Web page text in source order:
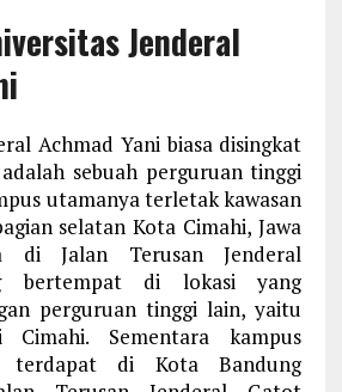
Jenderal
Achmad Yani biasa disingkat
sebuah perguruan tinggi
utamanya terletak kawasan
selatan Kota Cimahi, Jawa
di Jalan Terusan Jenderal
bertempat di lokasi yang
perguruan tinggi lain, yaitu
Cimahi. Sementara kampus
terdapat di Kota Bandung